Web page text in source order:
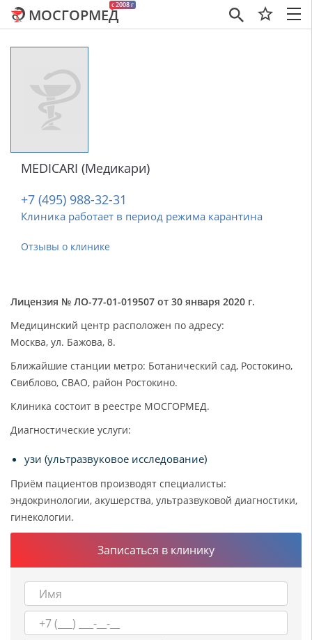
×
c 2008 г
МОСГОРМЕД
MEDICARI (Медикари)
+7 (495) 988-32-31
Клиника работает в период режима карантина
Отзывы о клинике
Лицензия № ЛО-77-01-019507 от 30 января 2020 г.
Медицинский центр расположен по адресу:
Москва, ул. Бажова, 8.
Ближайшие станции метро: Ботанический сад, Ростокино,
Свиблово, СВАО, район Ростокино.
Клиника состоит в реестре МОСГОРМЕД.
Диагностические услуги:
узи (ультразвуковое исследование)
Приём пациентов производят специалисты:
эндокринологии, акушерства, ультразвуковой диагностики,
гинекологии.
Записаться в клинику